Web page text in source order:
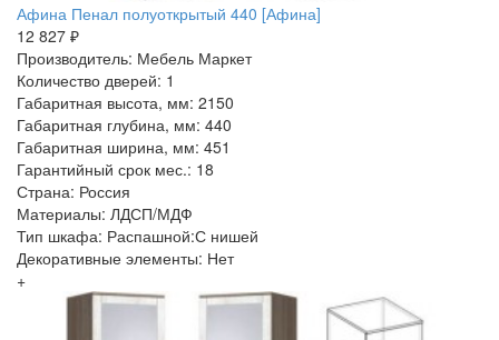
Афина Пенал полуоткрытый 440 [Афина]
12 827 ₽
Производитель: Мебель Маркет
Количество дверей: 1
Габаритная высота, мм: 2150
Габаритная глубина, мм: 440
Габаритная ширина, мм: 451
Гарантийный срок мес.: 18
Страна: Россия
Материалы: ЛДСП/МДФ
Тип шкафа: Распашной:С нишей
Декоративные элементы: Нет
+